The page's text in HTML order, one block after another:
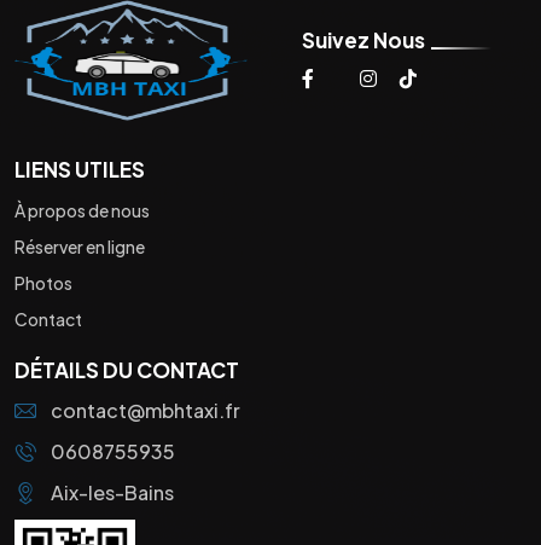
Suivez Nous
LIENS UTILES
À propos de nous
Réserver en ligne
Photos
Contact
DÉTAILS DU CONTACT
contact@mbhtaxi.fr
0608755935
Aix-les-Bains